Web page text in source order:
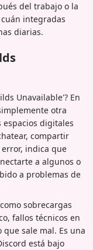
del trabajo o la
integradas
diarias.
Unavailable'? En
otra
digitales
compartir
error, indica que
a algunos o
a problemas de
sobrecargas
fallos técnicos en
sale mal. Es una
está bajo